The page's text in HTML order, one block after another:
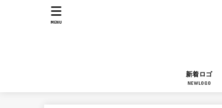
新着ロゴ
NEWLOGO
MENU